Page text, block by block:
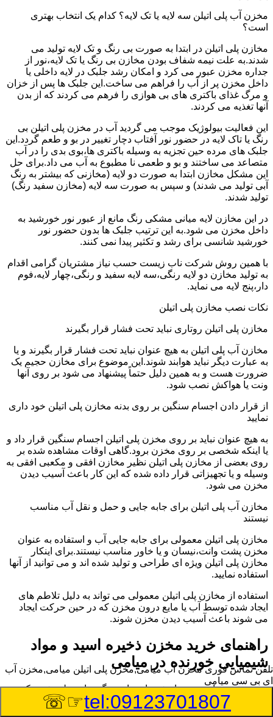
مخزن آب پلی اتیلن سه لایه یا تک لایه؟ کدام یک انتخاب بهتری
است؟
مخازن پلی اتیلن در ابتدا به صورت بی رنگ و تک لایه تولید می
شدند.به علت نیمه شفاف بودن مخازن بی رنگ یا تک لایه،نور از
جداره مخزن عبور می کرد و امکان رشد جلبک در لایه داخلی یا
داخل مخزن پر از آب را فراهم می ساخت.این جلبک ها پس از خزان
و مرگ غذای باکتری های بی هوازی را فرهم می کردند که از بدن
آنها تغذیه می کردند.
این فعالیت بیولوژیک موجب می گردید آب در مخزن پلی اتیلن بی
رنگ یا تاک لایه در حضور نور آفتاب دچار تغییر در بو و طعم گردد.این
جلبک های مرده حین تجزیه به وسیله باکتری ها،بوی بدی را در آب
متصاعد می ساختند و بو و طعمی نا مطبوع به آب می داد.برای حل
این مشکل مخازن ابتدا به صورت دو لایه (مخازنی که بیشتر به رنگ
آبی تولید می شدند) و سپس به صورت سه لایه (مخازن سفید رنگ)
تولید شدند.
در این مخازن لایه میانی مشکی رنگ مانع از عبور نور خورشید به
داخل مخزن می شود.به این ترتیب جلبک ها بدون حضور نور
خورشید شانسی برای رشد و تکثیر پیدا نمی کنند.
با همین روش شرکت ناب زیست حسب نیاز مشتریان گرامی اقدام
به تولید مخازن دو لایه رنگی،سه لایه سفید و رنگی،چهار لایه،فوم
دار،پنج لایه می نماید.
نکات نصب مخازن پلی اتیلن
مخازن پلی اتیلن روتاری نباید تحت فشار قرار بگیرند
مخازن آب پلی اتیلن به هیچ عنوان نباید تحت فشار قرار بگیرند و یا
به عبارت دیگر نباید هوابند شوند.این موضوع برای مخازن حجیم یک
ضرورت هست و به همین دلیل حتماً پیشنهاد می شود بر روی آنها
ونت یا هواکش نصب شود.
از قرار دادن اجسام سنگین بر روی بدنه مخازن پلی اتیلن خود داری
نمایید
به هیچ عنوان نباید بر روی مخزن پلی اتیلن اجسام سنگین قرار داد و
یا اینکه شخصی بر روی مخزن برود.گاهی اوقات مشاهده شده بر
روی بعضی از مخازن پلی اتیلن نظیر مخازن افقی و مکعبی افقی به
وسیله و یا تجهیزاتی قرار داده شده که این کار باعث آسیب دیدن
مخزن می شود.
مخازن آب پلی اتیلن برای جابه جایی و حمل و نقل آب مناسب
نیستند
مخازن پلی اتیلن معمولی برای جابه جایی آب و استفاده به عنوان
مخزن پشت وانت،نیسان و یا خاور مناسب نیستند.برای اینکار
مخازن پلی اتیلن ویژه ای طراحی و تولید شده اند و می توانید از آنها
استفاده نمایید.
استفاده از مخازن پلی اتیلن معمولی می تواند به دلیل تلاطم های
ایجاد شده توسط آب یا مایع درون مخزن که در حین حرکت ایجاد
می شوند باعث آسیب دیدن مخزن شوند.
راهنمای خرید مخزن ذخیره اسید و مواد
شیمیایی خورنده در میامی
مخزن ذخیره اسید و مواد شیمیایی باید به گونه ای تولید شوند که
بتوانند در برابر چگالی نسبتا بالا و خورندگی انواع اسیدها مقاومت
کافی داشته باشند.به همین دلیل نمی توان در هر مخزنی اسید و مواد
تلفن تماس فوریمخزن آب میامی,مخزن پلی اتیلن میامی,مخزن آب
ای بی سی میامی
tel:09123701807
☞☏